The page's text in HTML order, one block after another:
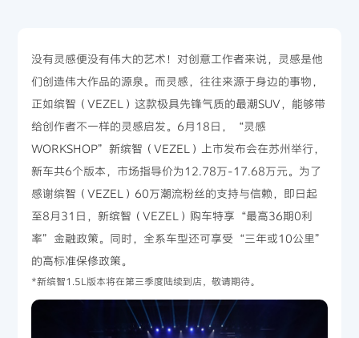
技术创新
赛事运动
新闻资讯
没有灵感便没有伟大的艺术！对创意工作者来说，灵感是他
们创造伟大作品的源泉。而灵感，往往来源于身边的事物，
正如缤智（VEZEL）这款极具先锋气质的最潮SUV，能够带
给创作者不一样的灵感启发。6月18日，“灵感
WORKSHOP”新缤智（VEZEL）上市发布会在苏州举行，
新车共6个版本，市场指导价为12.78万-17.68万元。为了
感谢缤智（VEZEL）60万潮流粉丝的支持与信赖，即日起
至8月31日，新缤智（VEZEL）购车特享“最高36期0利
率”金融政策。同时，全系车型还可享受“三年或10公里”
的高标准保修政策。
*新缤智1.5L版本将在第三季度陆续到店，敬请期待。